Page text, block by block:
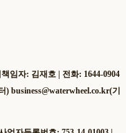
임자: 김재호 | 전화: 1644-0904
) business@waterwheel.co.kr(기